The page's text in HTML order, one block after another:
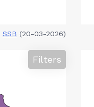
SSB (20-03-2026)
Filters